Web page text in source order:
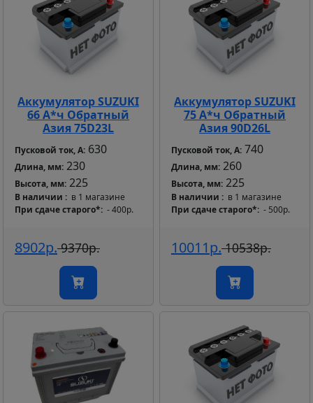
Аккумулятор SUZUKI
66 А*ч Обратный
Азия 75D23L
Пусковой ток, А: 630
Длина, мм: 230
Высота, мм: 225
В наличии
в 1 магазине
При сдаче старого* - 400р.
8902р.9370р.
Аккумулятор SUZUKI
75 А*ч Обратный
Азия 90D26L
Пусковой ток, А: 740
Длина, мм: 260
Высота, мм: 225
В наличии
в 1 магазине
При сдаче старого* - 500р.
10011р.10538р.